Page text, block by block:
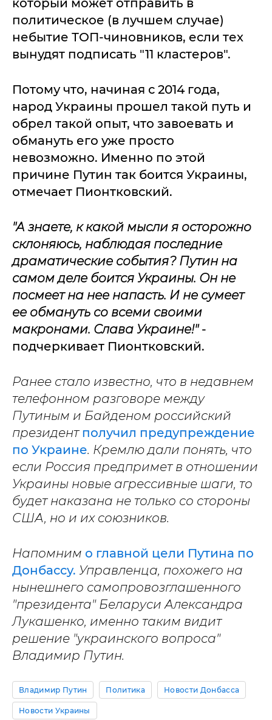
который может отправить в
политическое (в лучшем случае)
небытие ТОП-чиновников, если тех
вынудят подписать "11 кластеров".
Потому что, начиная с 2014 года,
народ Украины прошел такой путь и
обрел такой опыт, что завоевать и
обмануть его уже просто
невозможно. Именно по этой
причине Путин так боится Украины,
отмечает Пионтковский.
"А знаете, к какой мысли я осторожно
склоняюсь, наблюдая последние
драматические события? Путин на
самом деле боится Украины. Он не
посмеет на нее напасть. И не сумеет
ее обмануть со всеми своими
макронами. Слава Украине!"-
подчеркивает Пионтковский.
Ранее стало известно, что в недавнем
телефонном разговоре между
Путиным и Байденом российский
президент получил предупреждение
по Украине. Кремлю дали понять, что
если Россия предпримет в отношении
Украины новые агрессивные шаги, то
будет наказана не только со стороны
США, но и их союзников.
Напомним о главной цели Путина по
Донбассу. Управленца, похожего на
нынешнего самопровозглашенного
"президента" Беларуси Александра
Лукашенко, именно таким видит
решение "украинского вопроса"
Владимир Путин.
Владимир Путин Политика Новости Донбасса
Новости Украины